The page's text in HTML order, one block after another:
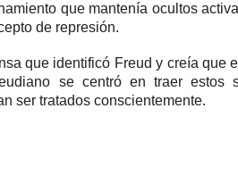
que mantenía ocultos
de represión.
que identificó Freud y creía que
secentró en traer estos
ser tratados conscientemente.